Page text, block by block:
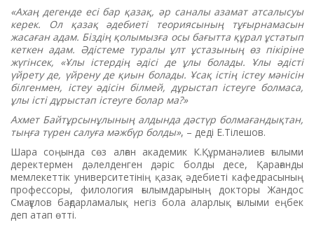
«Ахаң дегенде есі бар қазақ, әр саналы азамат атсалысуы
керек. Ол қазақ әдебиеті теориясының тұғырнамасын
жасаған адам. Біздің қолымызға осы бағытта құрал ұстатып
кеткен адам. Әдістеме туралы ұлт ұстазының өз пікіріне
жүгінсек, «Ұлы істердің әдісі де ұлы болады. Ұлы әдісті
үйрету де, үйрену де қиын болады. Ұсақ істің істеу мәнісін
білгенмен, істеу әдісін білмей, дұрыстап істеуге болмаса,
ұлы істі дұрыстап істеуге болар ма?»
Ахмет Байтұрсынұлының алдында дәстүр болмағандықтан,
тыңға түрен салуға мәжбүр болды», – деді Е.Тілешов.
Шара соңында сөз алған академик К.Құрманәлиев ғылыми
деректермен дәлелденген дәріс болды десе, Қарағанды
мемлекеттік университетінің қазақ әдебиеті кафедрасының
профессоры, филология ғылымдарының докторы Жандос
Смағұлов бағдарламалық негіз бола аларлық ғылыми еңбек
деп атап өтті.